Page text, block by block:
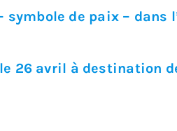
de paix – dans
26 avril à destination